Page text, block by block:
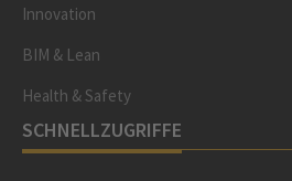
Innovation
BIM & Lean
Health & Safety
SCHNELLZUGRIFFE